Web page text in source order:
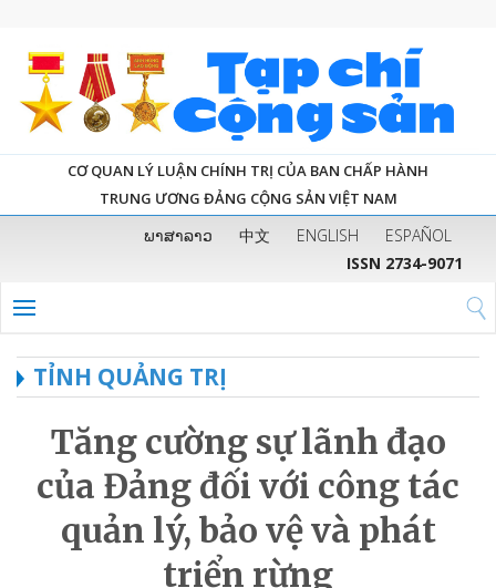
CƠ QUAN LÝ LUẬN CHÍNH TRỊ CỦA BAN CHẤP HÀNH
TRUNG ƯƠNG ĐẢNG CỘNG SẢN VIỆT NAM
ພາສາລາວ 中文 ENGLISH
ESPAÑOL
ISSN 2734-9071
TỈNH QUẢNG TRỊ
Tăng cường sự lãnh đạo
của Đảng đối với công tác
quản lý, bảo vệ và phát
triển rừng